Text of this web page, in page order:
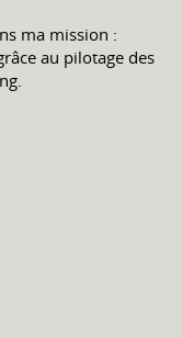
ma mission :
au pilotage des